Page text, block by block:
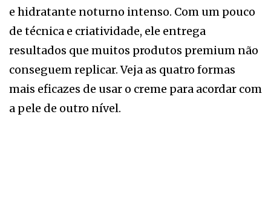
e hidratante noturno intenso. Com um pouco
de técnica e criatividade, ele entrega
resultados que muitos produtos premium não
conseguem replicar. Veja as quatro formas
mais eficazes de usar o creme para acordar com
a pele de outro nível.